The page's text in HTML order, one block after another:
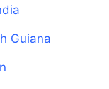
Guiana